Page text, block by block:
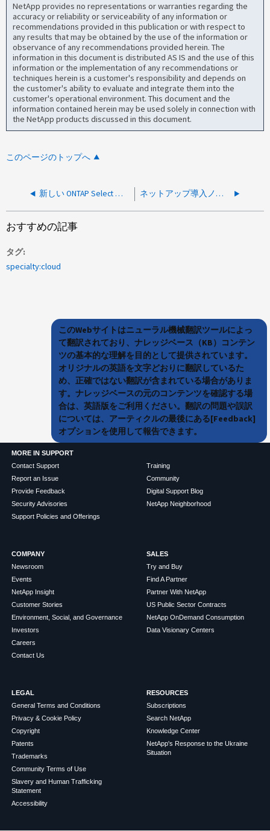
NetApp provides no representations or warranties regarding the
accuracy or reliability or serviceability of any information or
recommendations provided in this publication or with respect to
any results that may be obtained by the use of the information or
observance of any recommendations provided herein. The
information in this document is distributed AS IS and the use of this
information or the implementation of any recommendations or
techniques herein is a customer's responsibility and depends on
the customer's ability to evaluate and integrate them into the
customer's operational environment. This document and the
information contained herein may be used solely in connection with
the NetApp products discussed in this document.
このページのトップへ
新しい ONTAP Select インストールに SnapLock ライセンスを追加できません ネットアップ導入ノードに新しいESXiサーバを追加できません
おすすめの記事
タグ
specialty:cloud
このWebサイトはニューラル機械翻訳ツールによっ
て翻訳されており、ナレッジベース（KB）コンテン
ツの基本的な理解を目的として提供されています。
オリジナルの英語を文字どおりに翻訳しているた
め、正確ではない翻訳が含まれている場合がありま
す。ナレッジベースの元のコンテンツを確認する場
合は、英語版をご利用ください。翻訳の問題や誤訳
については、アーティクルの最後にある[Feedback]
オプションを使用して報告できます。
MORE IN SUPPORT
Contact Support
Report an Issue
Provide Feedback
Security Advisories
Support Policies and Offerings
Training
Community
Digital Support Blog
NetApp Neighborhood
COMPANY
Newsroom
Events
NetApp Insight
Customer Stories
Environment, Social, and Governance
Investors
Careers
Contact Us
SALES
Try and Buy
Find A Partner
Partner With NetApp
US Public Sector Contracts
NetApp OnDemand Consumption
Data Visionary Centers
LEGAL
General Terms and Conditions
Privacy & Cookie Policy
Copyright
Patents
Trademarks
Community Terms of Use
Slavery and Human Trafficking
Statement
Accessibility
RESOURCES
Subscriptions
Search NetApp
Knowledge Center
NetApp's Response to the Ukraine
Situation